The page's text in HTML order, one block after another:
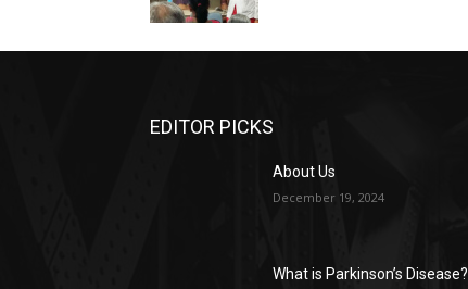
EDITOR PICKS
About Us
December 19, 2024
What is Parkinson’s Disease?